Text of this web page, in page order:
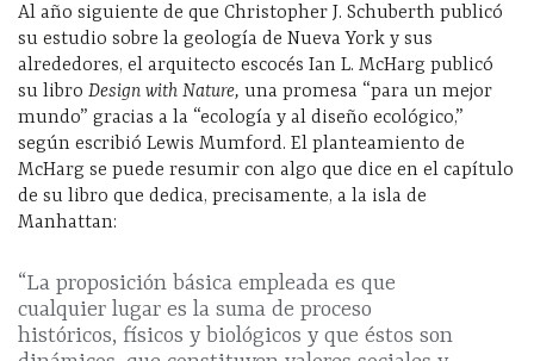
Al año siguiente de que Christopher J. Schuberth publicó
su estudio sobre la geología de Nueva York y sus
alrededores, el arquitecto escocés Ian L. McHarg publicó
su libro Design with Nature, una promesa “para un mejor
mundo” gracias a la “ecología y al diseño ecológico,”
según escribió Lewis Mumford. El planteamiento de
McHarg se puede resumir con algo que dice en el capítulo
de su libro que dedica, precisamente, a la isla de
Manhattan:
“La proposición básica empleada es que
cualquier lugar es la suma de proceso
históricos, físicos y biológicos y que éstos son